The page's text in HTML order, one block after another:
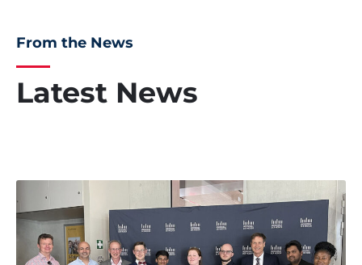
Latest News
From the News